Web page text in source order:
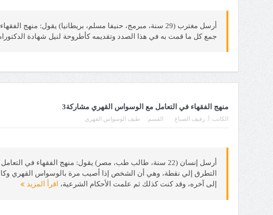
جمع كل ما قمت به في هذا الصدد وتقديمه كأطروحة لنيل شهادة
منهج الفقهاء في التعامل مع الوسواس القهري مشاركة3
الكاتب: أ. رفيف الصباغ القسم: طيف الوسواس القهري
التطرق إلي نقطة، وهي أن الشخص إذا أصيب مرة بالوسواس القهري
إلى آخره، وقد كنت كذلك ثم علمت الأحكام الشرعية،
اقرأ المزيد